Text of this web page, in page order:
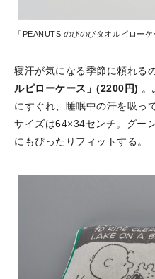
「PEANUTS のびのびタオルピロー
寝汗が気になる季節に頼れる
ルピローケース」(2200円) 。
にすぐれ、睡眠中の汗を吸っ
サイズは64×34センチ。グー
にもぴったりフィットする。